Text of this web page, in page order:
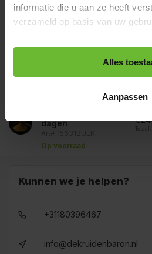
informatie die u aan ze heeft
verzameld op basis van uw
Alles
Aanpassen
Strooibus 250 gram
Art# 15631Z
Op voorraad
dagen
Op voorraad
Totaal:
Kunnen we je helpen?
+31180396467
info@dekruidenbaron.nl